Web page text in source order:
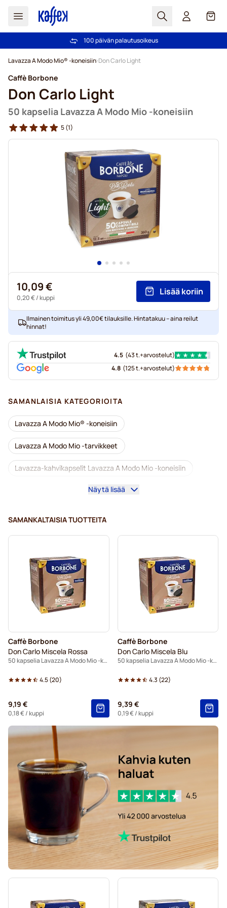
Haku Kori
Ilmainen toimitus yli 49,00€ tilauksille
100 päivän palautusoikeus
Lavazza A Modo Mio® -koneisiin Don Carlo Light
Caffè Borbone
Don Carlo Light
50 kapselia Lavazza A Modo Mio -koneisiin
5(1)
10,09 €
0,20 €/ kuppi
Lisää koriin
Ilmainen toimitus yli 49,00€ tilauksille. Hintatakuu – aina reilut
hinnat!
4.5 (43 t.+arvostelut)
4.8 (125 t.+arvostelut)
SAMANLAISIA KATEGORIOITA
Lavazza A Modo Mio® -koneisiin
Lavazza A Modo Mio -tarvikkeet
Lavazza-kahvikapselit Lavazza A Modo Mio -koneisiin
Kofeiinittomat kahvit Lavazza A Modo Mio -koneisiin
Caffè Borbone Lavazza A Modo Mio -koneisiin
Dolce Vita -kapselit Lavazza A Modo Mio -koneisiin
Gimoka-kapselit Lavazza A Modo Mio -koneisiin
Kapselit Lavazza A Modo Mio® -koneisiin
Näytä lisää
SAMANKALTAISIA TUOTTEITA
Caffè Borbone
Don Carlo Miscela Rossa
50 kapselia Lavazza A Modo Mio -koneisiin
4.5(20)
9,19 €
0,18 €/ kuppi
Caffè Borbone
Don Carlo Miscela Blu
50 kapselia Lavazza A Modo Mio -koneisiin
4.3 (22)
9,39 €
0,19 €/ kuppi